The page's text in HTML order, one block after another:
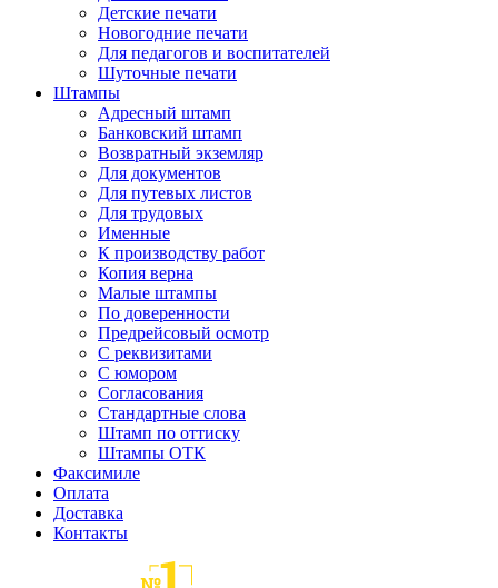
Детские печати
Новогодние печати
Для педагогов и воспитателей
Шуточные печати
Штампы
Адресный штамп
Банковский штамп
Возвратный экземляр
Для документов
Для путевых листов
Для трудовых
Именные
К производству работ
Копия верна
Малые штампы
По доверенности
Предрейсовый осмотр
С реквизитами
С юмором
Согласования
Стандартные слова
Штамп по оттиску
Штампы ОТК
Факсимиле
Оплата
Доставка
Контакты